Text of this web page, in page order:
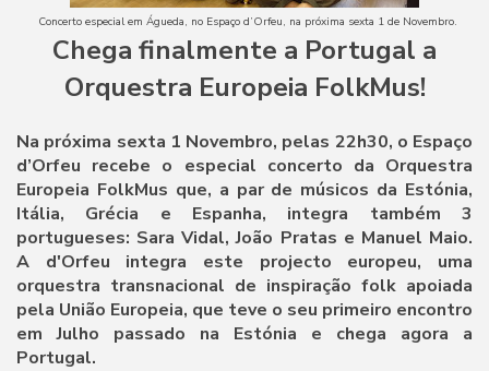
Concerto especial em Águeda, no Espaço d’Orfeu, na próxima sexta 1 de Novembro.
Chega finalmente a Portugal a
Orquestra Europeia FolkMus!
Na próxima sexta 1 Novembro, pelas 22h30, o Espaço
d’Orfeu recebe o especial concerto da Orquestra
Europeia FolkMus que, a par de músicos da Estónia,
Itália, Grécia e Espanha, integra também 3
portugueses: Sara Vidal, João Pratas e Manuel Maio.
A d'Orfeu integra este projecto europeu, uma
orquestra transnacional de inspiração folk apoiada
pela União Europeia, que teve o seu primeiro encontro
em Julho passado na Estónia e chega agora a
Portugal.